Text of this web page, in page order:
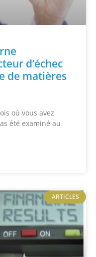
d’échec
de matières
où vous avez
été examiné au
ARTICLES